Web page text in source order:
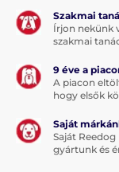
Szakmai
Írjon nekünk
szakmai
9 éve a
A piacon
hogy elsők
Saját
Saját
gyártunk és